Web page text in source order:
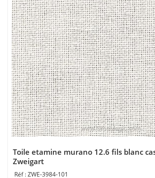
Toile etamine murano 12.6 fils blanc
Zweigart
ZWE-3984-101